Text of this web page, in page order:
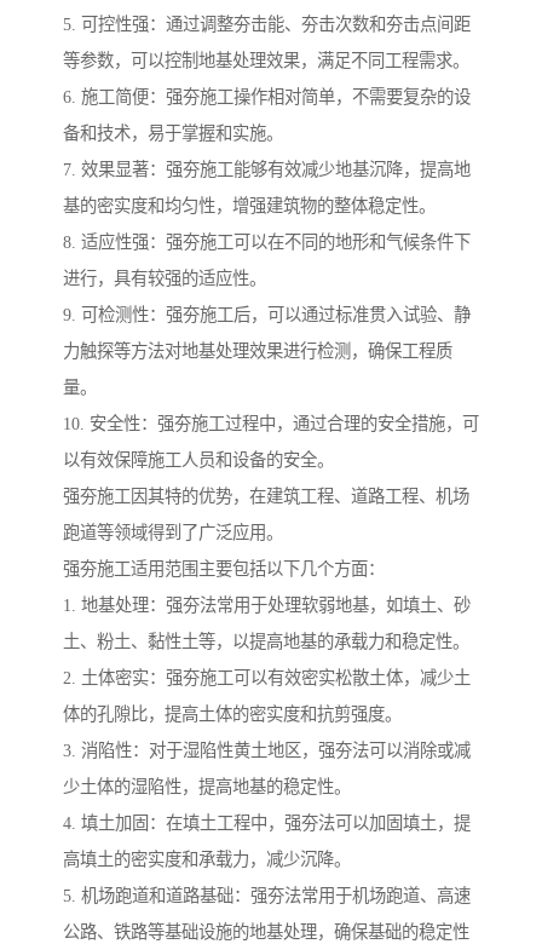
5. 可控性强：通过调整夯击能、夯击次数和夯击点间距
等参数，可以控制地基处理效果，满足不同工程需求。
6. 施工简便：强夯施工操作相对简单，不需要复杂的设
备和技术，易于掌握和实施。
7. 效果显著：强夯施工能够有效减少地基沉降，提高地
基的密实度和均匀性，增强建筑物的整体稳定性。
8. 适应性强：强夯施工可以在不同的地形和气候条件下
进行，具有较强的适应性。
9. 可检测性：强夯施工后，可以通过标准贯入试验、静
力触探等方法对地基处理效果进行检测，确保工程质
量。
10. 安全性：强夯施工过程中，通过合理的安全措施，可
以有效保障施工人员和设备的安全。
强夯施工因其特的优势，在建筑工程、道路工程、机场
跑道等领域得到了广泛应用。
强夯施工适用范围主要包括以下几个方面：
1. 地基处理：强夯法常用于处理软弱地基，如填土、砂
土、粉土、黏性土等，以提高地基的承载力和稳定性。
2. 土体密实：强夯施工可以有效密实松散土体，减少土
体的孔隙比，提高土体的密实度和抗剪强度。
3. 消陷性：对于湿陷性黄土地区，强夯法可以消除或减
少土体的湿陷性，提高地基的稳定性。
4. 填土加固：在填土工程中，强夯法可以加固填土，提
高填土的密实度和承载力，减少沉降。
5. 机场跑道和道路基础：强夯法常用于机场跑道、高速
公路、铁路等基础设施的地基处理，确保基础的稳定性